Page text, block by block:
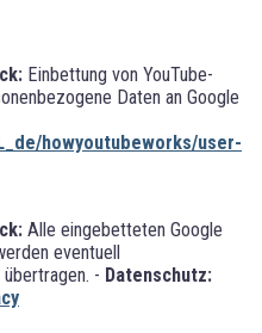
Einbettung von YouTube-
Daten an Google
howyoutubeworks/user-
Alle eingebetteten Google
eventuell
- Datenschutz: